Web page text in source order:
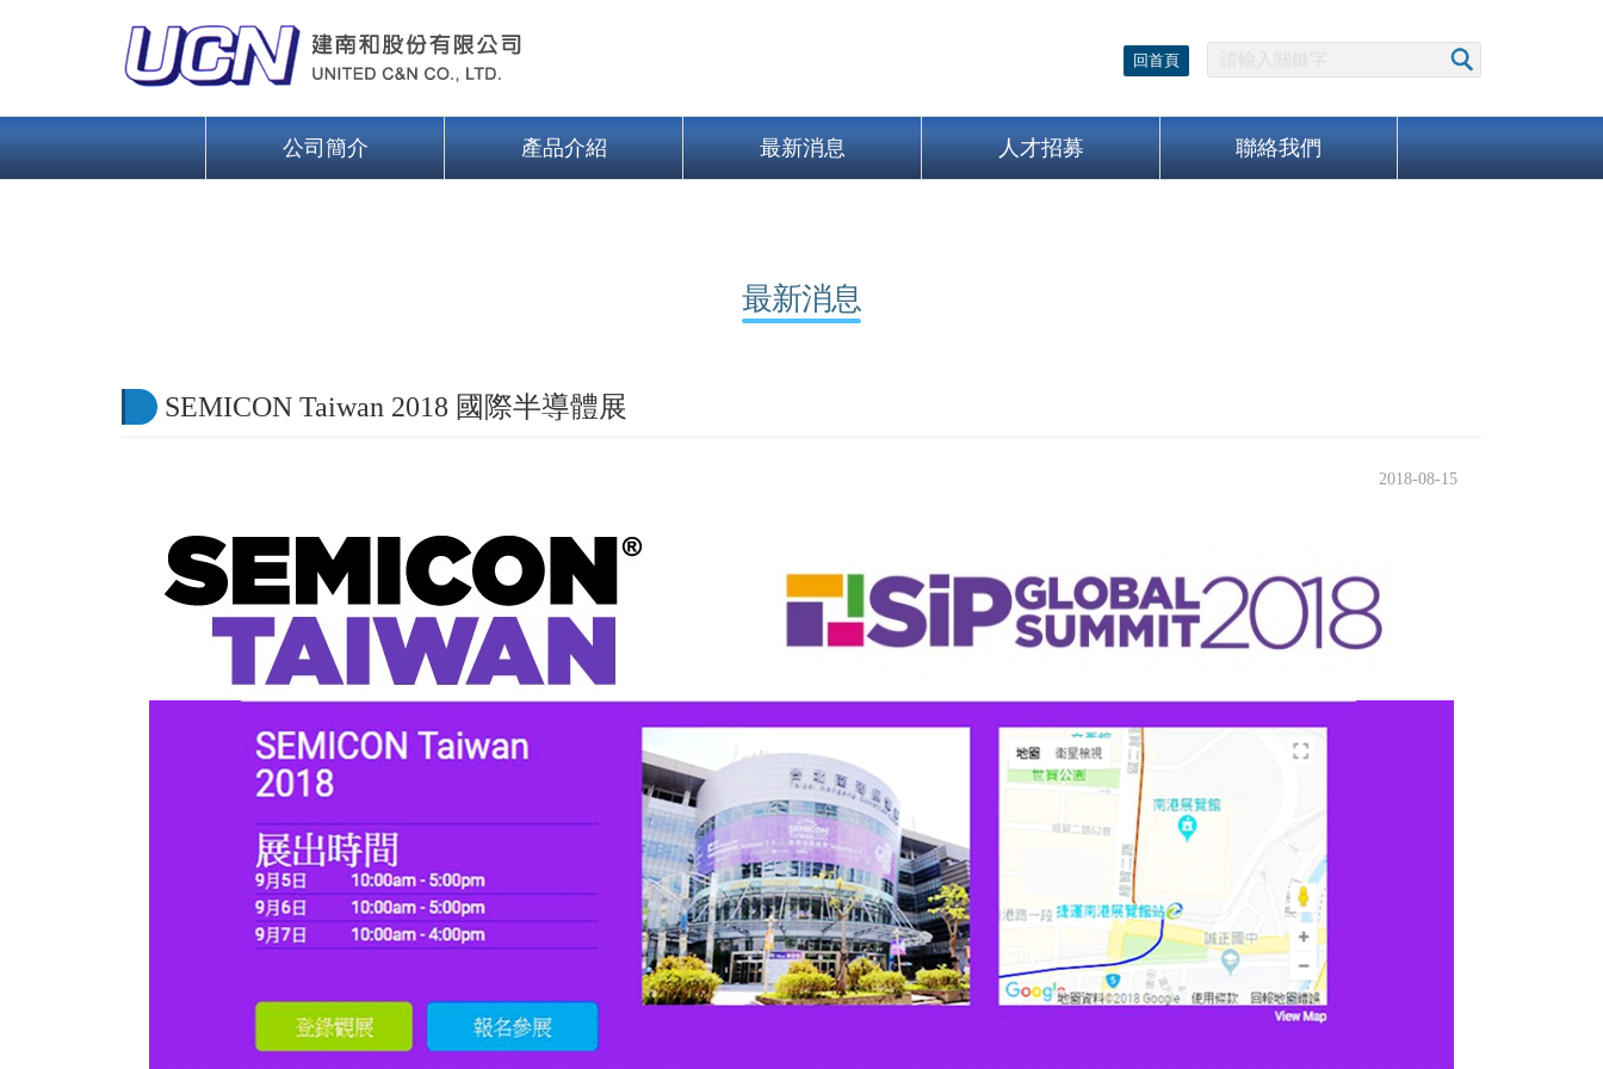
回首頁
公司簡介 產品介紹 最新消息 人才招募 聯絡我們
最新消息
SEMICON Taiwan 2018 國際半導體展
2018-08-15